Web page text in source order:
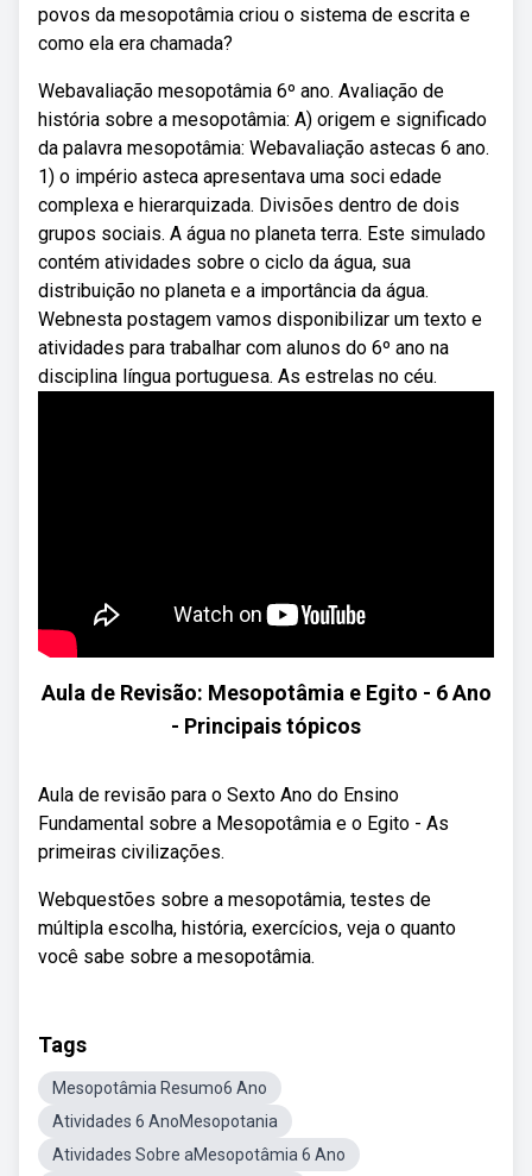
povos da mesopotâmia criou o sistema de escrita e
como ela era chamada?
Webavaliação mesopotâmia 6º ano. Avaliação de
história sobre a mesopotâmia: A) origem e significado
da palavra mesopotâmia: Webavaliação astecas 6 ano.
1) o império asteca apresentava uma soci edade
complexa e hierarquizada. Divisões dentro de dois
grupos sociais. A água no planeta terra. Este simulado
contém atividades sobre o ciclo da água, sua
distribuição no planeta e a importância da água.
Webnesta postagem vamos disponibilizar um texto e
atividades para trabalhar com alunos do 6º ano na
disciplina língua portuguesa. As estrelas no céu.
Aula de Revisão: Mesopotâmia e Egito - 6 Ano
- Principais tópicos
Aula de revisão para o Sexto Ano do Ensino
Fundamental sobre a Mesopotâmia e o Egito - As
primeiras civilizações.
Webquestões sobre a mesopotâmia, testes de
múltipla escolha, história, exercícios, veja o quanto
você sabe sobre a mesopotâmia.
Tags
Mesopotâmia Resumo6 Ano
Atividades 6 AnoMesopotania
Atividades Sobre aMesopotâmia 6 Ano